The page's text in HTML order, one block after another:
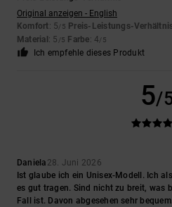
Original anzeigen - English
Komfort: 5/5 Preis-Leistungs-
Material : 5 /5 Farbe: 4/5
Ich empfehle dieses Produkt
5/
Daniela 28. Juni 2026
Ist glaube ich ein Unisex-Modell. Ich
es gut tragen. Sind nicht zu breit, was
Fall ist. Davon abgesehen sehr bequem.